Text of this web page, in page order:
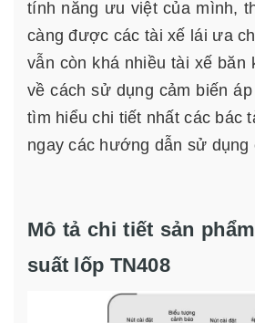
tính năng ưu việt của mình,
càng được các tài xế lái ưa
vẫn còn khá nhiều tài xế băn
về cách sử dụng cảm biến
tìm hiểu chi tiết nhất các bác
ngay các hướng dẫn sử dụng
Mô tả chi tiết sản
suất lốp TN408